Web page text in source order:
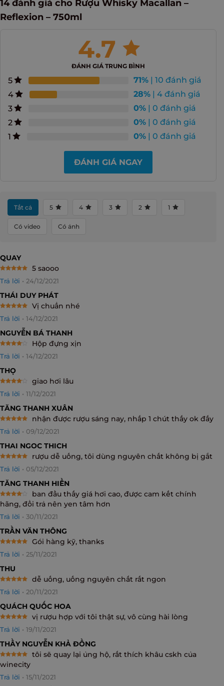
14 đánh giá cho Rượu Whisky Macallan –
Reflexion – 750ml
4.7
ĐÁNH GIÁ TRUNG BÌNH
5 71% | 10 đánh giá
4
28% | 4 đánh giá
3
0% | 0 đánh giá
2
0% | 0 đánh giá
1
0% | 0 đánh giá
ĐÁNH GIÁ NGAY
Tất cả 5 4 3 2 1
Có video Có ảnh
QUAY
out of 5
5 saooo
Trả lời • 24/12/2021
THÁI DUY PHÁT
out of 5
Vị chuẩn nhé
Trả lời • 14/12/2021
NGUYỄN BÁ THANH
out of 5
Hộp đựng xịn
Trả lời • 14/12/2021
THỌ
out of 5
giao hơi lâu
Trả lời • 11/12/2021
TĂNG THANH XUÂN
out of 5
nhận được rượu sáng nay, nhấp 1 chút thấy ok đấy
Trả lời • 09/12/2021
THAI NGOC THICH
out of 5
rượu dễ uống, tôi dùng nguyên chất không bị gắt
Trả lời • 05/12/2021
TĂNG THANH HIỀN
Rated4
out of 5
ban đầu thấy giá hơi cao, được cam kết chính
hãng, đổi trả nên yen tâm hơn
Trả lời • 30/11/2021
TRẦN VĂN THÔNG
out of 5
Gói hàng kỹ, thanks
Trả lời • 25/11/2021
THU
out of 5
dễ uống, uống nguyên chất rất ngon
Trả lời • 20/11/2021
QUÁCH QUỐC HOA
out of 5
vị rượu hợp với tôi thật sự, vô cùng hài lòng
Trả lời • 19/11/2021
THẦY NGUYỄN KHẢ ĐỒNG
Rated5
out of 5
tôi sẽ quay lại ủng hộ, rất thích khâu cskh của
winecity
Trả lời • 15/11/2021